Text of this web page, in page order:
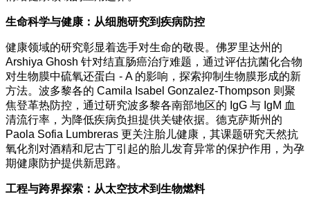
生命科学与健康：从细胞研究到疾病防控
健康领域的研究彰显着选手对生命的敬畏。佛罗里达州的
Arshiya Ghosh 针对结直肠癌治疗难题，通过评估抗菌化合物
对生物膜中硫氧还蛋白 - A 的影响，探索抑制生物膜形成的新
方法。波多黎各的 Camila Isabel Gonzalez-Thompson 则聚
焦登革热防控，通过研究波多黎各南部地区的 IgG 与 IgM 血
清流行率，为降低疾病负担提供关键依据。德克萨斯州的
Paola Sofia Lumbreras 更关注胎儿健康，其课题研究天然抗
氧化剂对酒精和尼古丁引起的胎儿发育异常的保护作用，为孕
期健康防护提供新思路。
工程与跨界探索：从太空技术到生物燃料